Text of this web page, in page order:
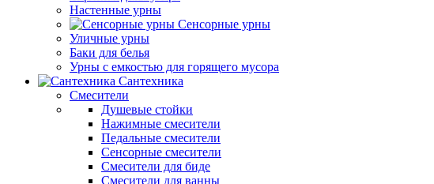
Настенные урны
Сенсорные урны
Уличные урны
Баки для белья
Урны с емкостью для горящего мусора
Сантехника
Смесители
Душевые стойки
Нажимные смесители
Педальные смесители
Сенсорные смесители
Смесители для биде
Смесители для ванны